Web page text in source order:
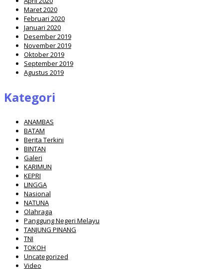
Maret 2020
Februari 2020
Januari 2020
Desember 2019
November 2019
Oktober 2019
September 2019
Agustus 2019
Kategori
ANAMBAS
BATAM
Berita Terkini
BINTAN
Galeri
KARIMUN
KEPRI
LINGGA
Nasional
NATUNA
Olahraga
Panggung Negeri Melayu
TANJUNG PINANG
TNI
TOKOH
Uncategorized
Video